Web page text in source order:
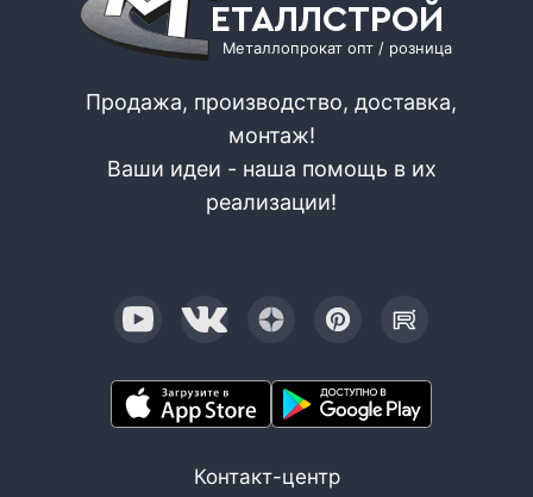
ЕТАЛЛСТРОЙ
Металлопрокат опт / розница
Продажа, производство, доставка,
монтаж!
Ваши идеи - наша помощь в их
реализации!
Контакт-центр